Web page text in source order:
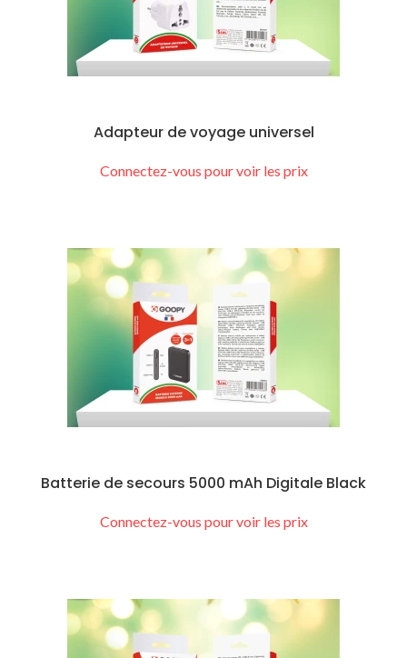
Adapteur de voyage universel
Connectez-vous pour voir les prix
Batterie de secours 5000 mAh Digitale Black
Connectez-vous pour voir les prix